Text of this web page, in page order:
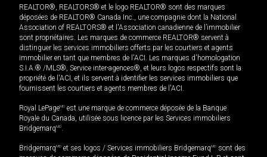
REALTOR®, REALTORS® et le logo REALTOR® sont des marques
déposées de REALTOR® Canada Inc., une compagnie dont la National
Association of REALTORS® et l'Association canadienne de l’immobilier
sont propriétaires. Les marques de commerce REALTOR® servent à
distinguer les services immobiliers offerts par les courtiers et agents
immobilier en tant que membres de l'ACI. Les marques d'homologation
S.I.A.® /MLS®, Service inter-agences®, et leurs logos respectifs sont la
propriété de l'ACI, et ils servent à identifier les services immobiliers que
fournissent les courtiers et agents membres de l'ACI.
Royal LePageMD est une marque de commerce déposée de la Banque
Royale du Canada, utilisée sous licence par les Services immobiliers
BridgemarqMD.
BridgemarqMD et ses logos / Services immobiliers BridgemarqMD sont des